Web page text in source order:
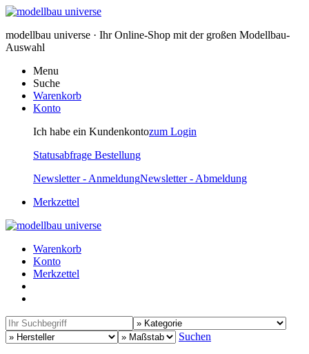
modellbau universe · Ihr Online-Shop mit der großen Modellbau-
Auswahl
Menu
Suche
Warenkorb
Konto
Ich habe ein Kundenkontozum Login
Statusabfrage Bestellung
Newsletter - AnmeldungNewsletter - Abmeldung
Merkzettel
Warenkorb
Konto
Merkzettel
Suchen